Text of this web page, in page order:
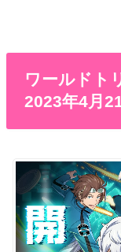
ワールドト
2023年4月